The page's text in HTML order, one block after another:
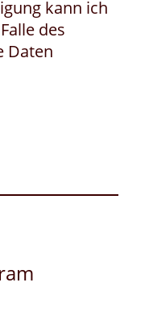
kann ich
des
Daten